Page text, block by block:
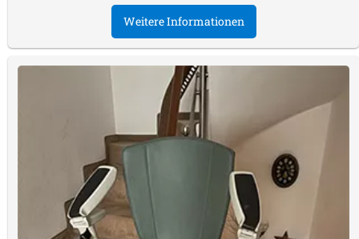
Weitere Informationen